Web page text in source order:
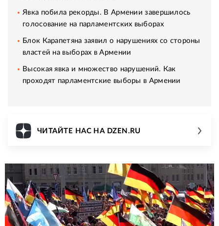
Явка побила рекорды. В Армении завершилось
голосование на парламентских выборах
Блок Карапетяна заявил о нарушениях со стороны
властей на выборах в Армении
Высокая явка и множество нарушений. Как
проходят парламентские выборы в Армении
ЧИТАЙТЕ НАС НА DZEN.RU